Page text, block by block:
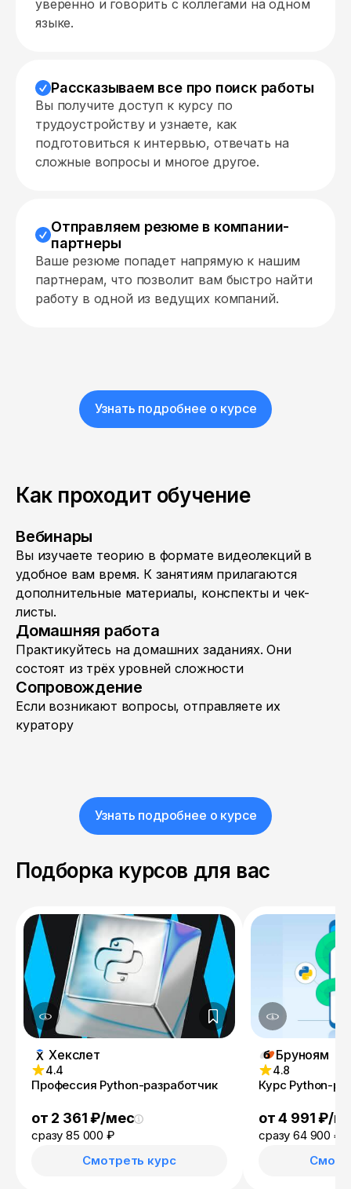
уверенно и говорить с коллегами на одном
языке.
Рассказываем все про поиск работы
Вы получите доступ к курсу по
трудоустройству и узнаете, как
подготовиться к интервью, отвечать на
сложные вопросы и многое другое.
Отправляем резюме в компании-
партнеры
Ваше резюме попадет напрямую к нашим
партнерам, что позволит вам быстро найти
работу в одной из ведущих компаний.
Узнать подробнее о курсе
Как проходит обучение
Вебинары
Вы изучаете теорию в формате видеолекций в
удобное вам время. К занятиям прилагаются
дополнительные материалы, конспекты и чек-
листы.
Домашняя работа
Практикуйтесь на домашних заданиях. Они
состоят из трёх уровней сложности
Сопровождение
Если возникают вопросы, отправляете их
куратору
Узнать подробнее о курсе
Подборка курсов для вас
Хекслет
4.4
Профессия Python-разработчик
от 2 361 ₽/мес
сразу 85 000 ₽
Смотреть курс
Бруноям
4.8
Курс Python-
от 4 991 ₽/
сразу 64 900 ₽